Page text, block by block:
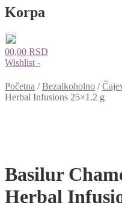
Korpa
00,00 RSD
Wishlist -
Početna /Bezalkoholno /
Herbal Infusions 25×1.2 g
Basilur
Herbal